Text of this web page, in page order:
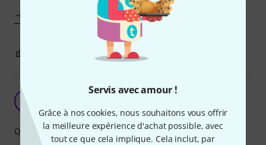
Servis avec amour !
Grâce à nos cookies, nous souhaitons vous offrir
la meilleure expérience d'achat possible, avec
tout ce que cela implique. Cela inclut, par
SIGNALER L'ÉVALUATION
T
Qualité de fabrication